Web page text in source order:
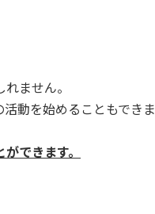
ません。
動を始めることもできま
できます。